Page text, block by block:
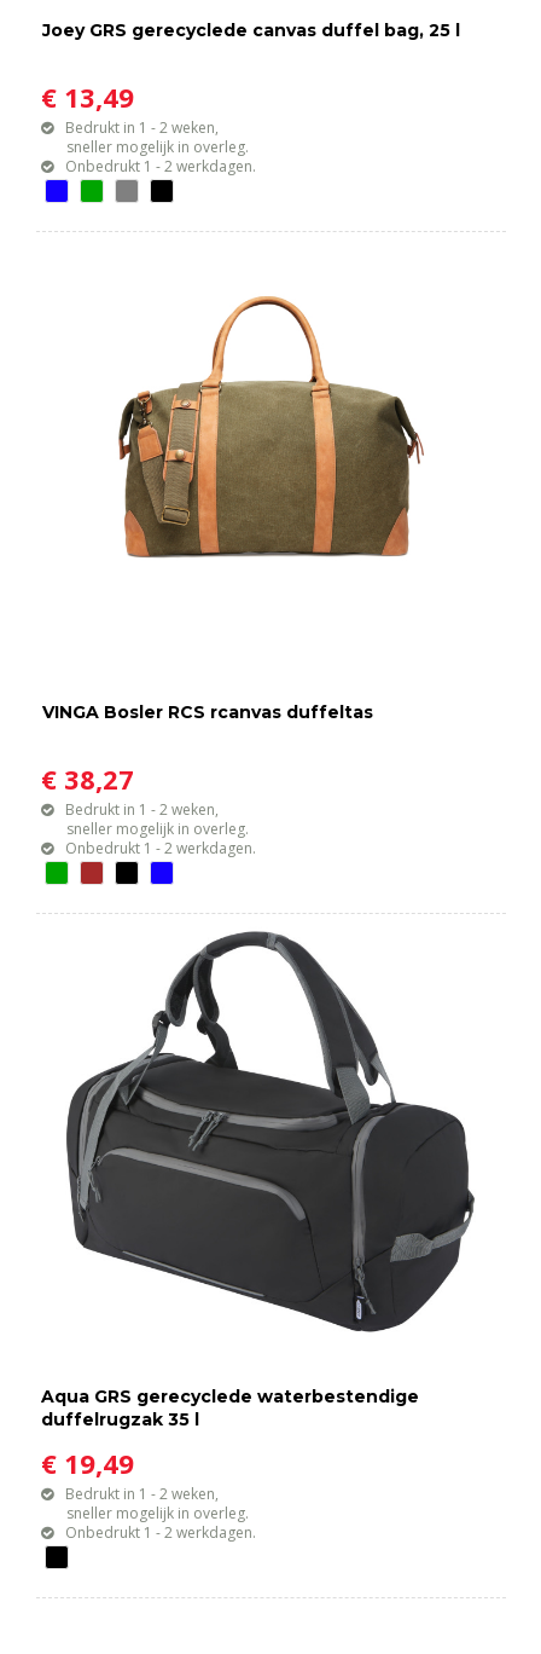
Joey GRS gerecyclede canvas duffel bag, 25 l
€ 13,49
Bedrukt in 1 - 2 weken,
sneller mogelijk in overleg.
Onbedrukt 1 - 2 werkdagen.
VINGA Bosler RCS rcanvas duffeltas
€ 38,27
Bedrukt in 1 - 2 weken,
sneller mogelijk in overleg.
Onbedrukt 1 - 2 werkdagen.
Aqua GRS gerecyclede waterbestendige
duffelrugzak 35 l
€ 19,49
Bedrukt in 1 - 2 weken,
sneller mogelijk in overleg.
Onbedrukt 1 - 2 werkdagen.